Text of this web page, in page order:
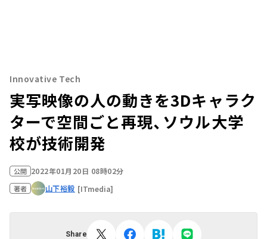
Innovative Tech
実写映像の人の動きを3Dキャラク
ターで空間ごと再現、ソウル大学
校が技術開発
公開 2022年01月20日 08時02分
著者 山下裕毅 [ITmedia]
Share